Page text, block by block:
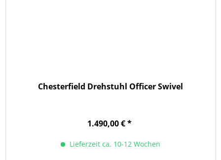
Chesterfield Drehstuhl Officer Swivel
1.490,00 € *
Lieferzeit ca. 10-12 Wochen